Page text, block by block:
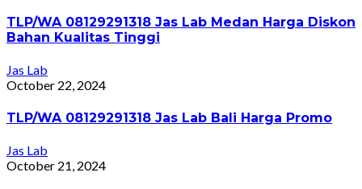
TLP/WA 08129291318 Jas Lab Medan Harga Diskon
Bahan Kualitas Tinggi
Jas Lab
October 22, 2024
TLP/WA 08129291318 Jas Lab Bali Harga Promo
Jas Lab
October 21, 2024